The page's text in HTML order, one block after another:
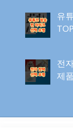
유
전
제